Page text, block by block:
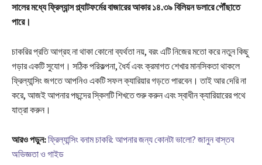
সালের মধ্যে ফ্রিল্যান্স প্ল্যাটফর্মের বাজারের আকার ১৪.৩৯ বিলিয়ন ডলারে পৌঁছাতে
পারে।
চাকরির প্রতি আগ্রহ না থাকা কোনো ব্যর্থতা নয়, বরং এটি নিজের মতো করে নতুন কিছু
গড়ার একটি সুযোগ। সঠিক পরিকল্পনা, ধৈর্য এবং ক্রমাগত শেখার মানসিকতা থাকলে
ফ্রিল্যান্সিং জগতে আপনিও একটি সফল ক্যারিয়ার গড়তে পারবেন। তাই আর দেরি না
করে, আজই আপনার পছন্দের স্কিলটি শিখতে শুরু করুন এবং স্বাধীন ক্যারিয়ারের পথে
যাত্রা করুন।
আরও পড়ুন:ফ্রিল্যান্সিং বনাম চাকরি: আপনার জন্য কোনটা ভালো? জানুন বাস্তব
অভিজ্ঞতা ও গাইড